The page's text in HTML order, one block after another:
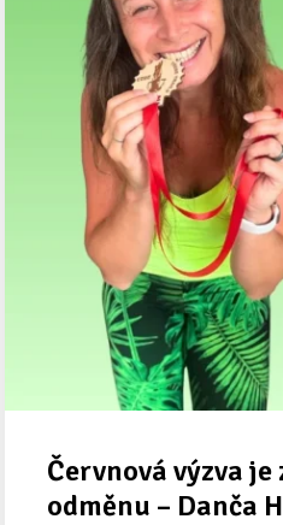
Červnová výzva
odměnu – Danča